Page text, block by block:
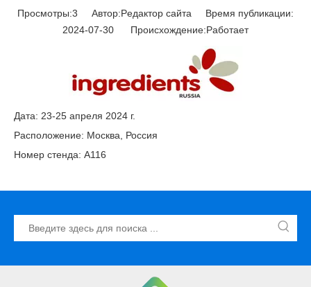
Просмотры:3 Автор:Pедактор сайта Время публикации:
2024-07-30 Происхождение:Работает
Дата: 23-25 ​​апреля 2024 г.
Расположение: Москва, Россия
Номер стенда: A116